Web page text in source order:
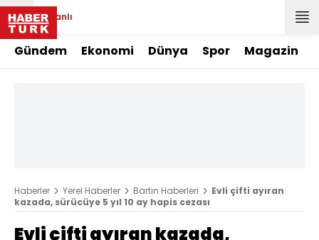
Canlı
Gündem Ekonomi Dünya Spor Magazin
Haberler Yerel Haberler Bartın Haberleri
Evli çifti ayıran
kazada, sürücüye 5 yıl 10 ay hapis cezası
Evli çifti ayıran kazada,